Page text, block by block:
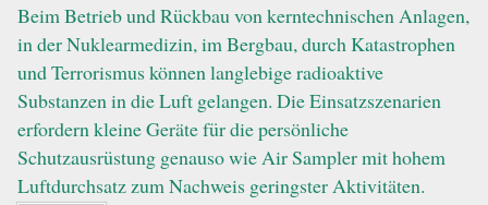
Beim Betrieb und Rückbau von kerntechnischen Anlagen,
in der Nuklearmedizin, im Bergbau, durch Katastrophen
und Terrorismus können langlebige radioaktive
Substanzen in die Luft gelangen. Die Einsatzszenarien
erfordern kleine Geräte für die persönliche
Schutzausrüstung genauso wie Air Sampler mit hohem
Luftdurchsatz zum Nachweis geringster Aktivitäten.